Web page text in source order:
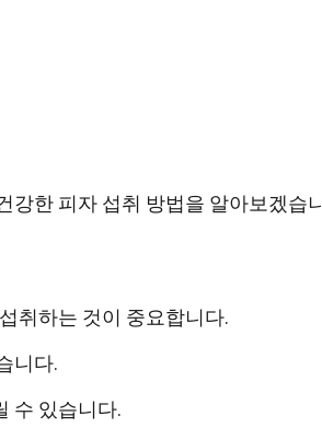
강한 피자 섭취 방법을 알아보겠습
취하는 것이 중요합니다.
니다.
수 있습니다.